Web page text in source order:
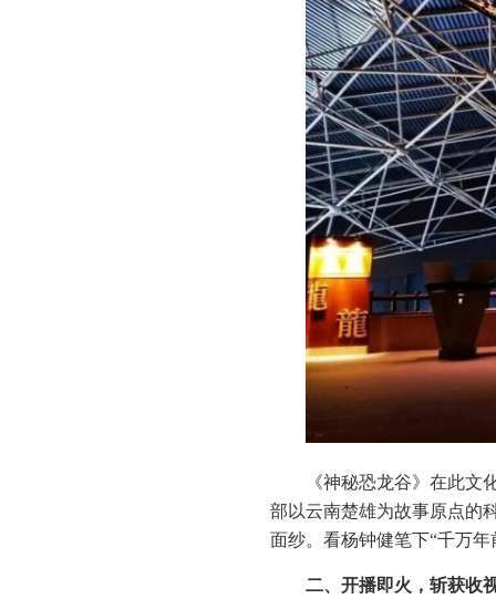
《神秘恐龙谷》在此
部以云南楚雄为故事原点的
面纱。看杨钟健笔下“千万
二、 开播即火 ， 斩获收